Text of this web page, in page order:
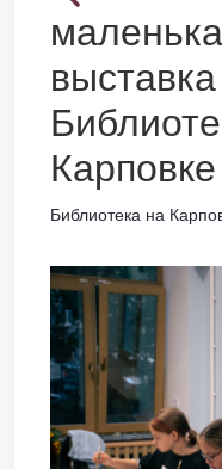
Карповке
Библиотека на